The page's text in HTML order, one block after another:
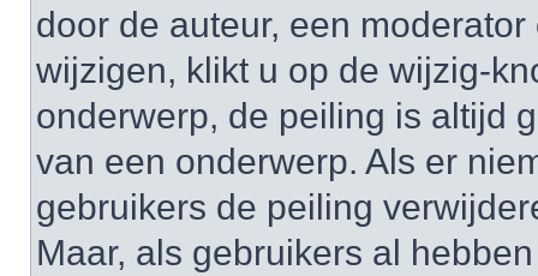
door de auteur, een
wijzigen, klikt u op de wijzig-
onderwerp, de peiling is altijd
van een onderwerp. Als er
gebruikers de peiling
Maar, als gebruikers al